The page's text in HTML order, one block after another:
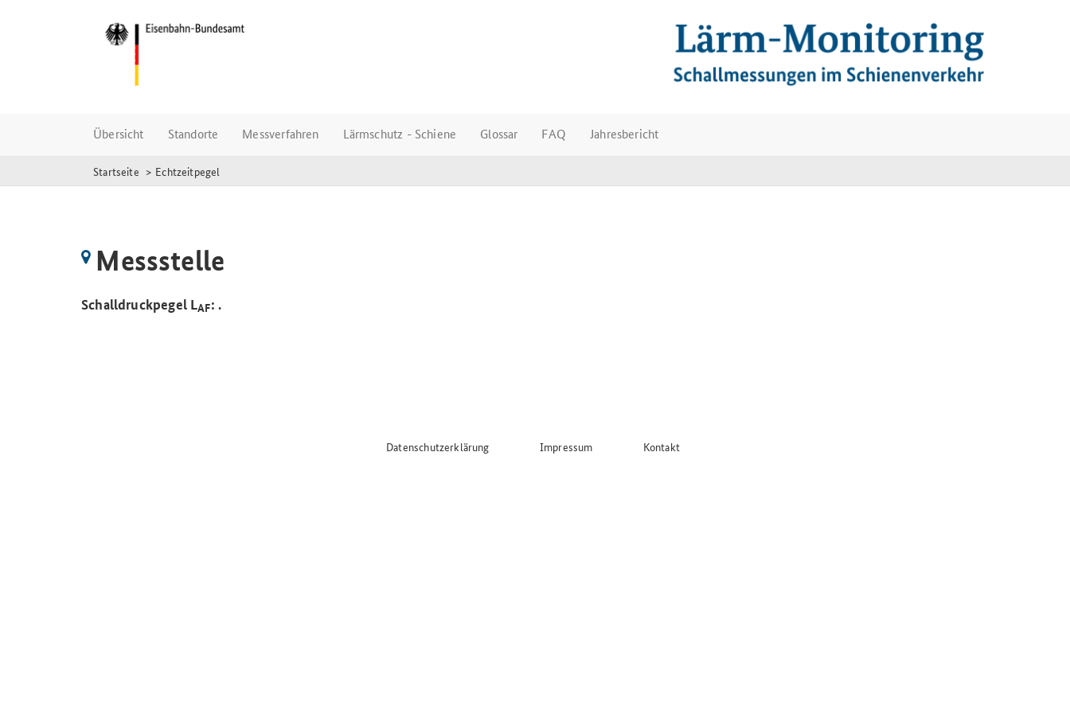
Übersicht Standorte Messverfahren Lärmschutz - Schiene Glossar FAQ Jahresbericht
Startseite Echtzeitpegel
Messstelle
Schalldruckpegel LAF: .
Datenschutzerklärung Impressum Kontakt